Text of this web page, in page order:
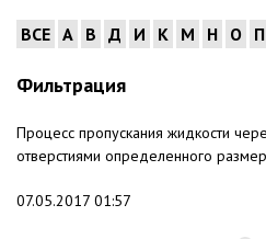
ВСЕ А В Д И К М Н О П
Фильтрация
Процесс пропускания жидкости
отверстиями определенного
07.05.2017 01:57